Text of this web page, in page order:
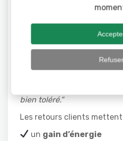
dans mon aloe vera gel —
“Meilleur
d’un cœur plus fort et plus
bien toléré.”
Les retours clients
un gain d’énergie
Refuser